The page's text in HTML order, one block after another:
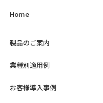
Home
製品のご案内
業種別適用例
お客様導入事例